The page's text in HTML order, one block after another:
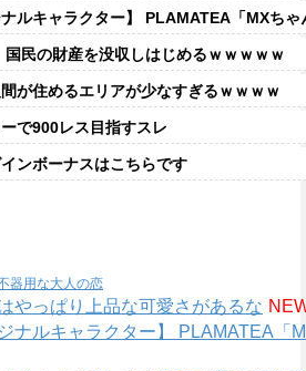
ルキャラクター】 PLAMATEA「MXちゃん
国民の財産を没収しはじめるｗｗｗｗｗ
が住めるエリアが少なすぎるｗｗｗｗ
で900レス目指すスレ
ンボーナスはこちらです
器用な大人の恋
やっぱり上品な可愛さがあるな
ナルキャラクター】 PLAMATEA